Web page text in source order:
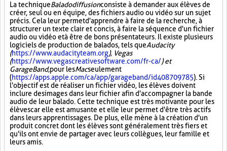
La techniqueBaladodiffusionconsiste à demander aux élèves de
créer, seul ou en équipe, des fichiers audio ou vidéo sur un sujet
précis. Cela leur permet d'apprendre à faire de la recherche, à
structurer un texte clair et concis, à faire la séquence d'un fichier
audio ou vidéo et à être de bons présentateurs. Il existe plusieurs
logiciels de production de balados, tels queAudacity
(https://www.audacityteam.org), Vegas
(https://www.vegascreativesoftware.com/fr-ca/) et
GarageBand,pour lesMacseulement
(https://apps.apple.com/ca/app/garageband/id408709785). Si
l'objectif est de réaliser un fichier vidéo, les élèves doivent
inclure des images dans leur fichier afin d'accompagner la bande
audio de leur balado. Cette technique est très motivante pour les
élèves car elle est amusante et elle leur permet d'être très actifs
dans leurs apprentissages. De plus, elle mène à la création d'un
produit concret dont les élèves sont généralement très fiers et
qu'ils ont envie de partager avec leurs collègues, leur famille et
leurs amis.